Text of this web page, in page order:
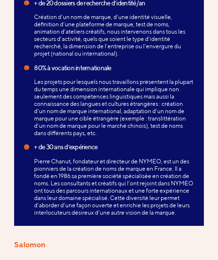
+ de 20 dossiers de recherche d’identité/an
Création d’un nom de marque, d’une identité visuelle,
définition d’une plateforme de marque, test de noms,
animation d’ateliers créatifs, nous intervenons dans tous les
secteurs d’activité, quels que soient le type d’identité
recherché, la dimension de l’entreprise ou l’envergure du
projet (national ou international).
80% à vocation internationale
Les projets pour lesquels nous travaillons présentent la plupart
du temps une dimension internationale qui implique non
seulement des compétences linguistiques mais aussi la
connaissance des langues et cultures étrangères : création
d’un nom de marque international, adaptation d’un nom de
marque pour une cible étrangère (exemple : translittération
d’un nom de marque pour le marché chinois), test de noms
dans différents pays, etc.
+ de 30 ans d’expérience
Pierre Chanut, fondateur et directeur de NYMEO, est un des
pionniers de la création de noms de marque en France. Il a
fondé en 1986 sa première société spécialisée en création de
noms. Les consultants et créatifs qui l’ont rejoint dans NYMEO
ont tous des parcours internationaux et une forte expérience
dans leur domaine spécialisé. Cette diversité leur permet
d’aborder d’une façon ouverte et enrichie les projets de leurs
interlocuteurs désireux d’une autre vision de la marque.
Références
Salomon